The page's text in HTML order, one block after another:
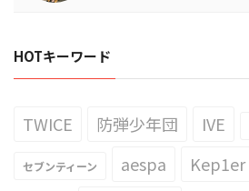
HOTキーワード
TWICE 防弾少年団 IVE
セブンティーン aespa Kep1er